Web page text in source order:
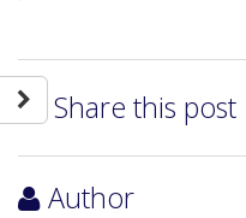
Share this post
Author